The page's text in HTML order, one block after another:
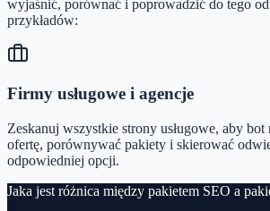
wyjaśnić, porównać i poprowadzić do tego
przykładów:
Firmy usługowe i agencje
Zeskanuj wszystkie strony usługowe, aby bot
ofertę, porównywać pakiety i skierować
odpowiedniej opcji.
Jaka jest różnica między pakietem SEO a